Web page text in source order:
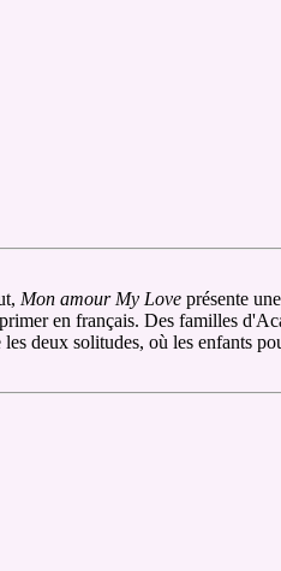
Mon amour My Love présente
en français. Des familles
deux solitudes, où les enfants